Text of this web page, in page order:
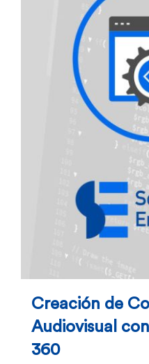
Creación de
Audiovisual
360